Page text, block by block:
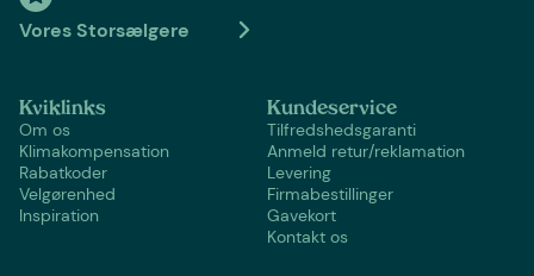
Vores Storsælgere
Kviklinks
Om os
Klimakompensation
Rabatkoder
Velgørenhed
Inspiration
Kundeservice
Tilfredshedsgaranti
Anmeld retur/reklamation
Levering
Firmabestillinger
Gavekort
Kontakt os